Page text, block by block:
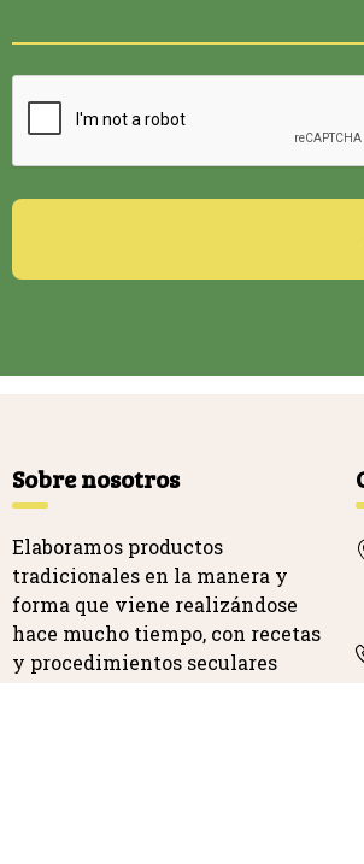
Sobre nosotros
Elaboramos productos
tradicionales en la manera y
forma que viene realizándose
hace mucho tiempo, con recetas
y procedimientos seculares